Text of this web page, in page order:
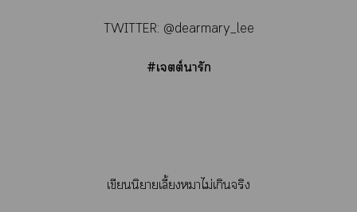
TWITTER: @dearmary_lee
#เต์ารัก
เขียนนิยายเลี้ยงาไม่เกินจริง